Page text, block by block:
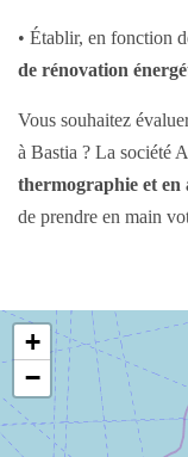
• Établir, en fonction
de rénovation
Vous souhaitez
à Bastia ? La société
thermographie et
de prendre en main
+
−